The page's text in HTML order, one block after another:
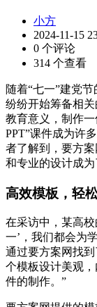
小方
2024-11-15
0 个评论
314 个查看
随着“七一”建党
纷纷开始筹备相
教育意义，制作
PPT”课件成为许
者了解到，要方案
和专业的设计成为
高效模板，轻
在采访中，某高
一’，我们都会为
通过要方案网找到
个模板设计美观
件的制作。”